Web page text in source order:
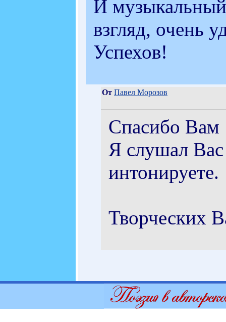
И
взгляд, очень
Успехов!
От Павел Морозов
Спасибо Вам
Я слушал Вас
интонируете.
Творческих